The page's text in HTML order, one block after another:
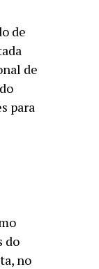
de
de
para
do
no